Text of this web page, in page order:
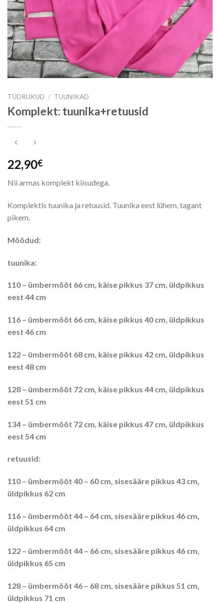
TÜDRUKUD / TUUNIKAD
Komplekt: tuunika+retuusid
22,90€
Nii armas komplekt kiisudega.
Komplektis tuunika ja retuusid. Tuunika eest lühem, tagant
pikem.
Mõõdud:
tuunika:
110 – ümbermõõt 66 cm, käise pikkus 37 cm, üldpikkus
eest 44 cm
116 – ümbermõõt 66 cm, käise pikkus 40 cm, üldpikkus
eest 46 cm
122 – ümbermõõt 68 cm, käise pikkus 42 cm, üldpikkus
eest 48 cm
128 – ümbermõõt 72 cm, käise pikkus 44 cm, üldpikkus
eest 51 cm
134 – ümbermõõt 72 cm, käise pikkus 47 cm, üldpikkus
eest 54 cm
retuusid:
110 – ümbermõõt 40 – 60 cm, sisesääre pikkus 43 cm,
üldpikkus 62 cm
116 – ümbermõõt 44 – 64 cm, sisesääre pikkus 46 cm,
üldpikkus 64 cm
122 – ümbermõõt 44 – 66 cm, sisesääre pikkus 46 cm,
üldpikkus 65 cm
128 – ümbermõõt 46 – 68 cm, sisesääre pikkus 51 cm,
üldpikkus 71 cm